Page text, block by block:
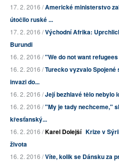
17. 2. 2016 /Americké ministerstvo
útočilo ruské ...
17. 2. 2016 /Východní Afrika:
Burundi
16. 2. 2016 /"We do not want
16. 2. 2016 /Turecko vyzvalo
invazi do...
16. 2. 2016 /Její bezhlavé tělo nebylo
16. 2. 2016 /"My je tady nechceme,"
křesťanský...
16. 2. 2016 /Karel Dolejší Krize v
života
16. 2. 2016 /Víte, kolik se Dánsku za